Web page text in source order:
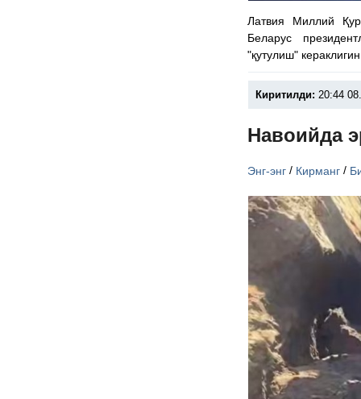
Латвия Миллий
Беларус
"қутулиш"
Киритилди: 20:44
Навоийда
Энг-энг / Кирманг /